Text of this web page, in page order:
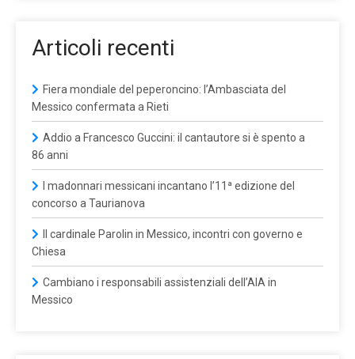
Articoli recenti
Fiera mondiale del peperoncino: l’Ambasciata del
Messico confermata a Rieti
Addio a Francesco Guccini: il cantautore si è spento a
86 anni
I madonnari messicani incantano l’11ª edizione del
concorso a Taurianova
Il cardinale Parolin in Messico, incontri con governo e
Chiesa
Cambiano i responsabili assistenziali dell’AIA in
Messico